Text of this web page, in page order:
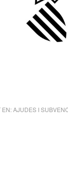
EN:AJUDES I